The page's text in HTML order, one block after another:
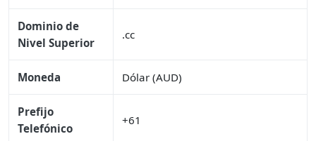
Dominio de
Nivel Superior
.cc
Moneda Dólar (AUD)
Prefijo
Telefónico
+61